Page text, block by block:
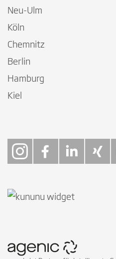
Neu-Ulm
Köln
Chemnitz
Berlin
Hamburg
Kiel